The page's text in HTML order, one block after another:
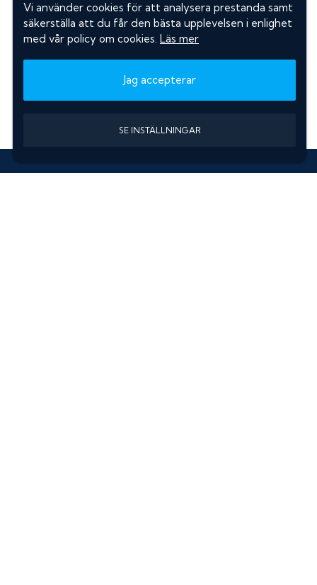
Vi använder cookies för att analysera prestanda samt
säkerställa att du får den bästa upplevelsen i enlighet
med vår policy om cookies. Läs mer
Jag accepterar
SE INSTÄLLNINGAR